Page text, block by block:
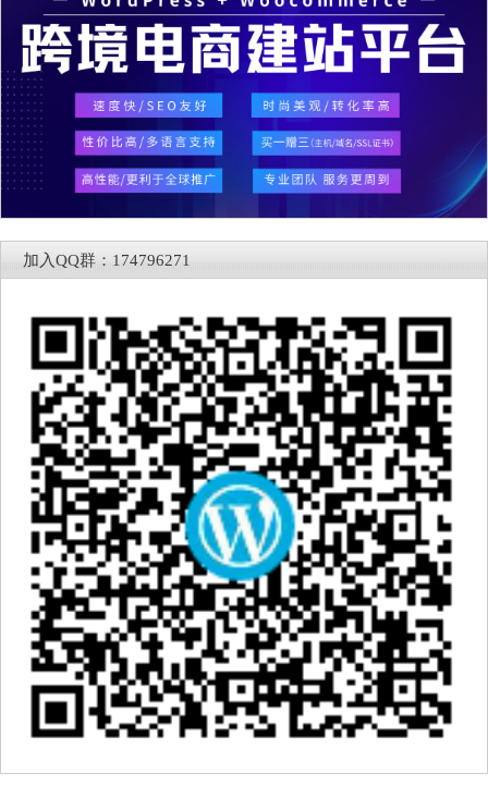
加入QQ群：174796271